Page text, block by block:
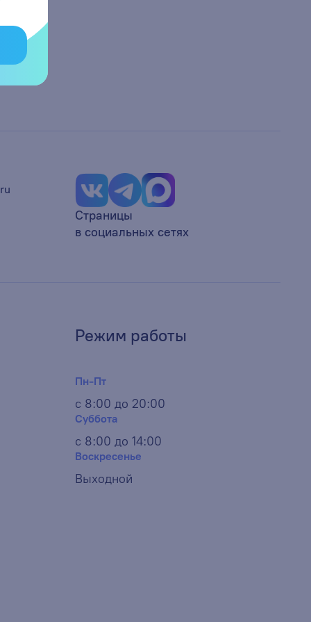
Страницы
в социальных сетях
Режим работы
Пн-Пт
с 8:00 до 20:00
Суббота
с 8:00 до 14:00
Воскресенье
Выходной